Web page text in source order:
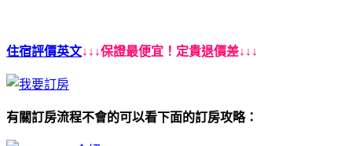
住宿評價英文↓↓↓保證最便宜！定貴退價差↓↓↓
有關訂房流程不會的可以看下面的訂房攻略：